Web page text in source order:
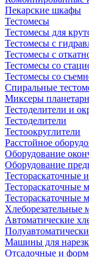
Пекарские шкафы
Тестомесы
Тестомесы для
Тестомесы с
Тестомесы с
Тестомесы со
Тестомесы со
Спиральные
Миксеры
Тестоделители и
Тестоделители
Тестоокруглители
Расстойное
Оборудование
Оборудование
Тестораскаточные
Тестораскаточные
Тестораскаточные
Автоматические
Машины для
Отсадочные и